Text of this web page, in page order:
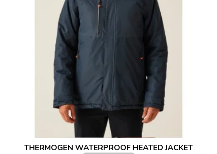
THERMOGEN WATERPROOF HEATED JACKET